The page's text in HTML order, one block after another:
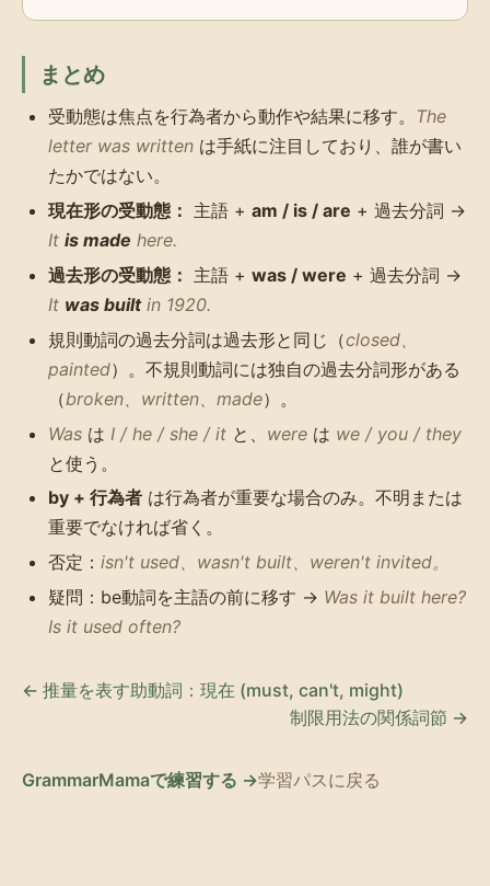
まとめ
受動態は焦点を行為者から動作や結果に移す。 The
letter was written は手紙に注目しており、誰が書い
たかではない。
現在形の受動態： 主語 + am / is / are + 過去分詞 →
It is made here.
過去形の受動態： 主語 + was / were + 過去分詞 →
It was builtin 1920.
規則動詞の過去分詞は過去形と同じ（closed、
painted）。不規則動詞には独自の過去分詞形がある
（broken、written、made）。
Was は I / he / she / it と、 were は we / you / they
と使う。
by + 行為者 は行為者が重要な場合のみ。不明または
重要でなければ省く。
否定： isn't used、wasn't built、weren't invited。
疑問：be動詞を主語の前に移す → Was it built here?
Is it used often?
← 推量を表す助動詞：現在 (must, can't, might)
制限用法の関係詞節 →
GrammarMamaで練習する →学習パスに戻る